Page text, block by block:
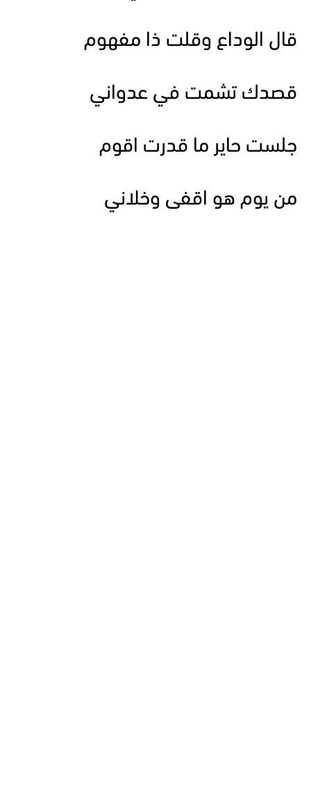
قال الوداع وقلت ذا مفهوم
قصدك تشمت في عدواني
جلست حاير ما قدرت اقوم
من يوم هو اقفى وخلاني